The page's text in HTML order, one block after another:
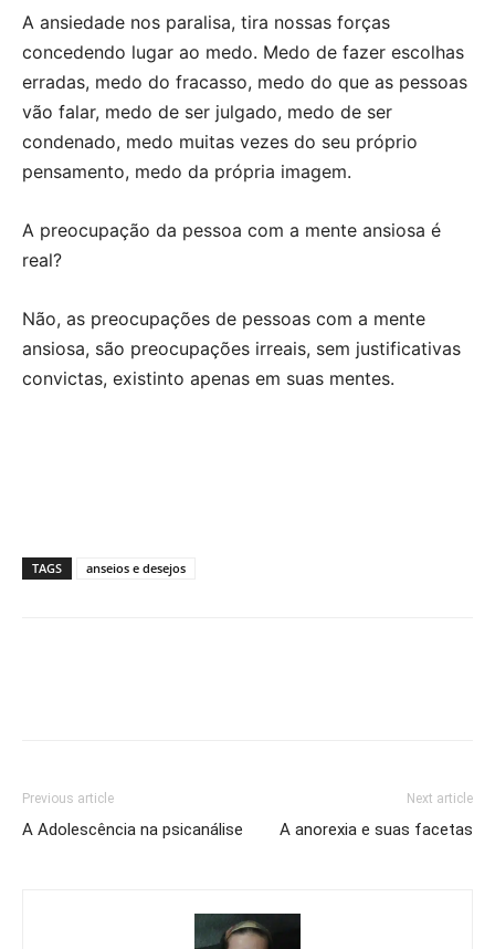
A ansiedade nos paralisa, tira nossas forças
concedendo lugar ao medo. Medo de fazer escolhas
erradas, medo do fracasso, medo do que as pessoas
vão falar, medo de ser julgado, medo de ser
condenado, medo muitas vezes do seu próprio
pensamento, medo da própria imagem.
A preocupação da pessoa com a mente ansiosa é
real?
Não, as preocupações de pessoas com a mente
ansiosa, são preocupações irreais, sem justificativas
convictas, existinto apenas em suas mentes.
TAGS anseios e desejos
Previous article
A Adolescência na psicanálise
Next article
A anorexia e suas facetas